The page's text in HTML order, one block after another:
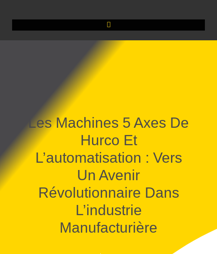
Les Machines 5 Axes De
Hurco Et
L’automatisation : Vers
Un Avenir
Révolutionnaire Dans
L’industrie
Manufacturière